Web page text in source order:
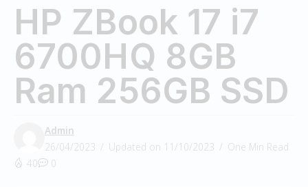
HP ZBook 17 i7
6700HQ 8GB
Ram 256GB SSD
Admin
26/04/2023
Updated on 11/10/2023
One Min Read
40
0